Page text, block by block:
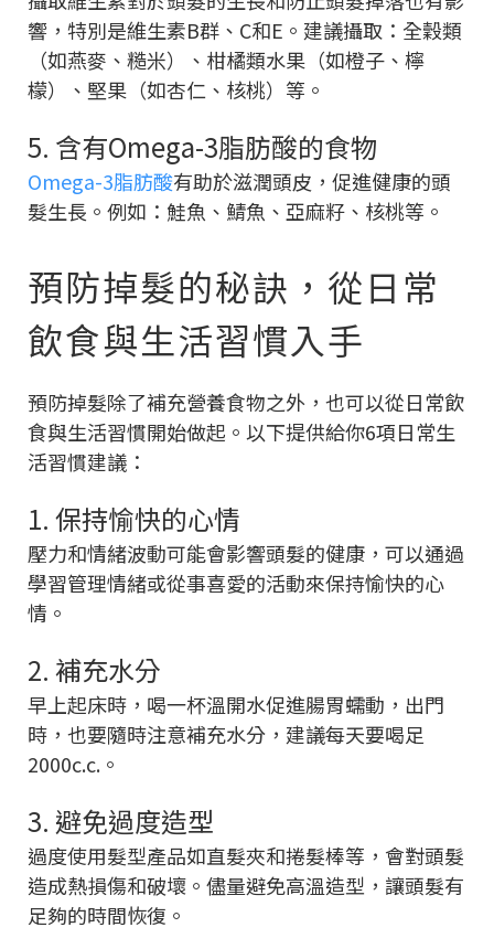
響，特別是維生素B群、C和E。建議攝取：全穀類
（如燕麥、糙米）、柑橘類水果（如橙子、檸
檬）、堅果（如杏仁、核桃）等。
5. 含有Omega-3脂肪酸的食物
Omega-3脂肪酸有助於滋潤頭皮，促進健康的頭
髮生長。例如：鮭魚、鯖魚、亞麻籽、核桃等。
預防掉髮的秘訣，從日常
飲食與生活習慣入手
預防掉髮除了補充營養食物之外，也可以從日常飲
食與生活習慣開始做起。以下提供給你6項日常生
活習慣建議：
1. 保持愉快的心情
壓力和情緒波動可能會影響頭髮的健康，可以通過
學習管理情緒或從事喜愛的活動來保持愉快的心
情。
2. 補充水分
早上起床時，喝一杯溫開水促進腸胃蠕動，出門
時，也要隨時注意補充水分，建議每天要喝足
2000c.c.。
3. 避免過度造型
過度使用髮型產品如直髮夾和捲髮棒等，會對頭髮
造成熱損傷和破壞。儘量避免高溫造型，讓頭髮有
足夠的時間恢復。